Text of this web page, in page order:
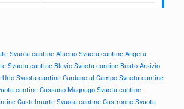
Svuota cantine Alserio Svuota cantine Angera
Svuota cantine Blevio Svuota cantine Busto Arsizio
Urio Svuota cantine Cardano al Campo Svuota cantine
cantine Cassano Magnago Svuota cantine
Castelmarte Svuota cantine Castronno Svuota